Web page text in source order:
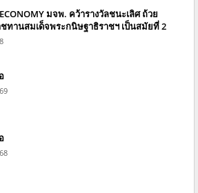
มจพ. คว้ารางวัลชนะเลิศ ถ้วย
ทานสมเด็จพระกนิษฐาธิราชฯ เป็นสมัยที่ 2